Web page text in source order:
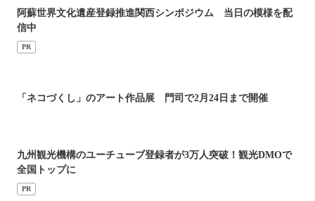
阿蘇世界文化遺産登録推進関西シンポジウム 当日の模様を配
信中
PR
「ネコづくし」のアート作品展 門司で2月24日まで開催
九州観光機構のユーチューブ登録者が3万人突破！観光DMOで
全国トップに
PR